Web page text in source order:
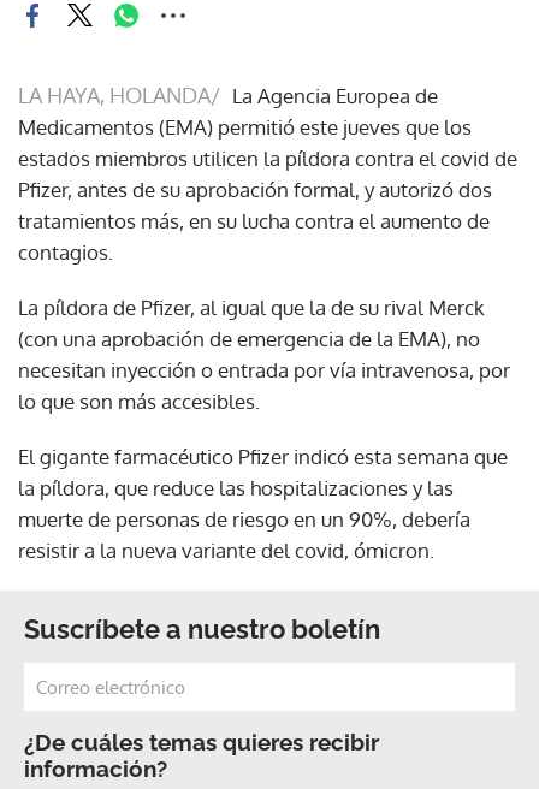
LA HAYA, HOLANDA/ La Agencia Europea de
Medicamentos (EMA) permitió este jueves que los
estados miembros utilicen la píldora contra el covid de
Pfizer, antes de su aprobación formal, y autorizó dos
tratamientos más, en su lucha contra el aumento de
contagios.
La píldora de Pfizer, al igual que la de su rival Merck
(con una aprobación de emergencia de la EMA), no
necesitan inyección o entrada por vía intravenosa, por
lo que son más accesibles.
El gigante farmacéutico Pfizer indicó esta semana que
la píldora, que reduce las hospitalizaciones y las
muerte de personas de riesgo en un 90%, debería
resistir a la nueva variante del covid, ómicron.
Suscríbete a nuestro boletín
¿De cuáles temas quieres recibir
información?